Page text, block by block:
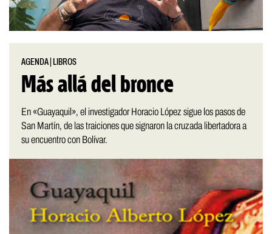
AGENDA LIBROS
Más allá del bronce
En «Guayaquil», el investigador Horacio López sigue los pasos de
San Martín, de las traiciones que signaron la cruzada libertadora a
su encuentro con Bolívar.